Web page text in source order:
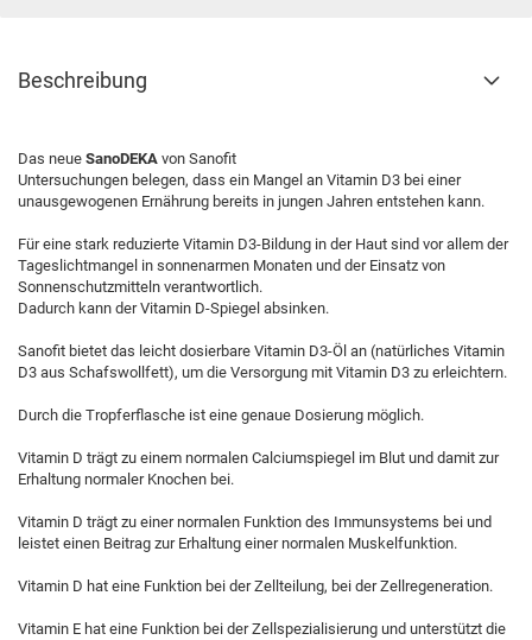
Beschreibung
Das neue SanoDEKA von Sanofit
Untersuchungen belegen, dass ein Mangel an Vitamin D3 bei einer
unausgewogenen Ernährung bereits in jungen Jahren entstehen kann.
Für eine stark reduzierte Vitamin D3-Bildung in der Haut sind vor allem der
Tageslichtmangel in sonnenarmen Monaten und der Einsatz von
Sonnenschutzmitteln verantwortlich.
Dadurch kann der Vitamin D-Spiegel absinken.
Sanofit bietet das leicht dosierbare Vitamin D3-Öl an (natürliches Vitamin
D3 aus Schafswollfett), um die Versorgung mit Vitamin D3 zu erleichtern.
Durch die Tropferflasche ist eine genaue Dosierung möglich.
Vitamin D trägt zu einem normalen Calciumspiegel im Blut und damit zur
Erhaltung normaler Knochen bei.
Vitamin D trägt zu einer normalen Funktion des Immunsystems bei und
leistet einen Beitrag zur Erhaltung einer normalen Muskelfunktion.
Vitamin D hat eine Funktion bei der Zellteilung, bei der Zellregeneration.
Vitamin E hat eine Funktion bei der Zellspezialisierung und unterstützt die